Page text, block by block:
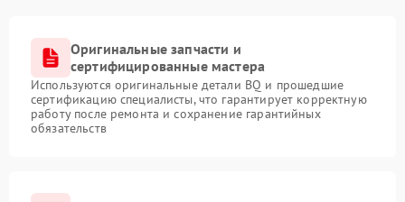
Оригинальные запчасти и
сертифицированные мастера
Используются оригинальные детали BQ и прошедшие
сертификацию специалисты, что гарантирует корректную
работу после ремонта и сохранение гарантийных
обязательств